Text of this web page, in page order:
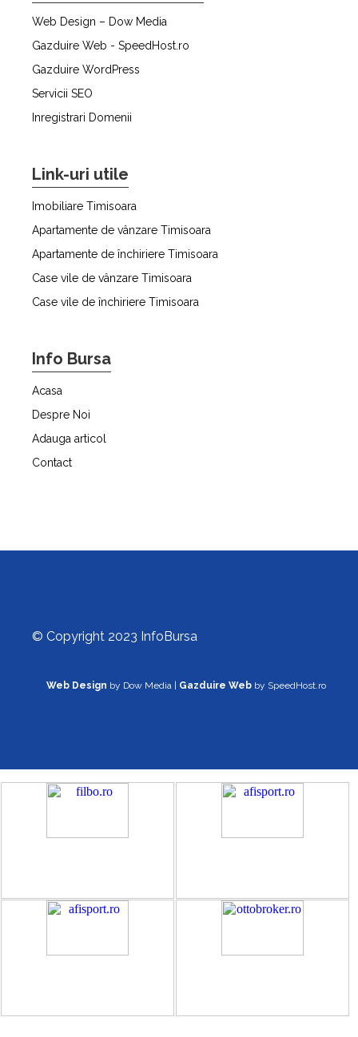
Web Design – Dow Media
Gazduire Web - SpeedHost.ro
Gazduire WordPress
Servicii SEO
Inregistrari Domenii
Link-uri utile
Imobiliare Timisoara
Apartamente de vânzare Timisoara
Apartamente de închiriere Timisoara
Case vile de vânzare Timisoara
Case vile de închiriere Timisoara
Info Bursa
Acasa
Despre Noi
Adauga articol
Contact
© Copyright 2023 InfoBursa
Web Design by Dow Media | Gazduire Web by SpeedHost.ro